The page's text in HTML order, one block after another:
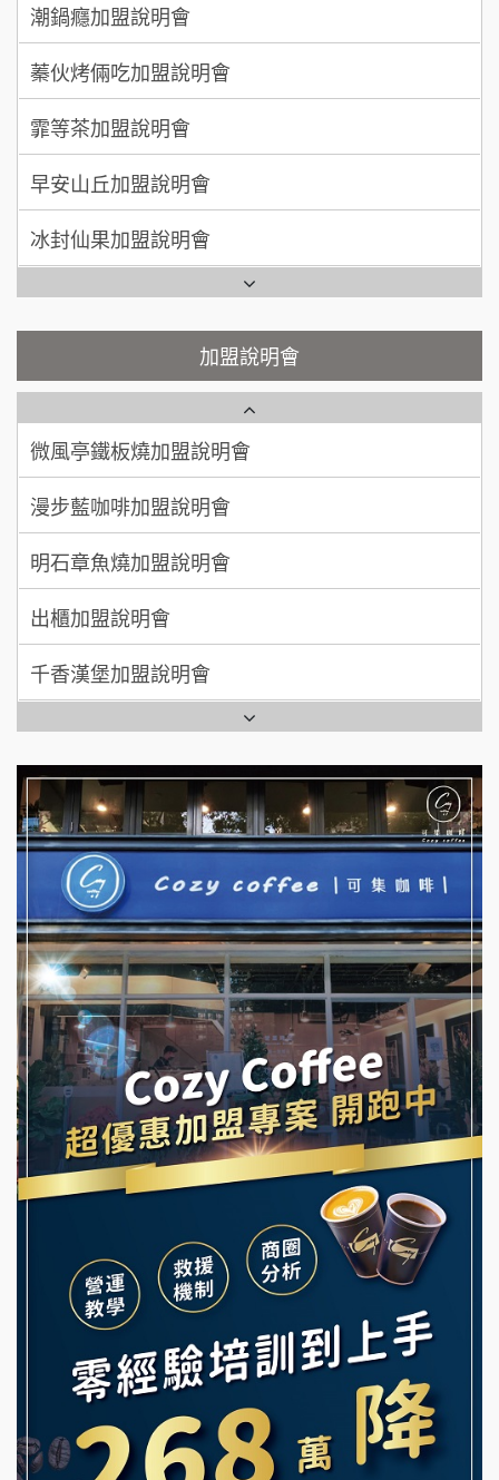
徐 先生/小姐 新北市
加盟預算
何 先生/小姐
加盟預算
呂 先生/小姐
加盟預算 200萬~400萬
顏 先生/小姐 台北市
廖 先生/小姐 高雄市
加盟預算
蓁伙烤倆吃加盟說明會
霏等茶加盟說明會
早安山丘加盟說明會
冰封仙果加盟說明會
Ramble Café 漫步藍咖啡加盟說明會
微風亭鐵板燒加盟說明會
【曉妍美妝】誠徵行政櫃檯
自助洗衣店誠徵代洗收送人員(台中市)
MUSHEN徵SPA美容芳療師
日十。早午食加盟說明會
拾鑶火鍋加盟說明會
全家加盟說明會
台灣G湯加盟說明會
彭富貴加盟說明會
NU PASTA義大利麵加盟說明會
潮鍋癮加盟說明會
蓁伙烤倆吃加盟說明會
霏等茶加盟說明會
早安山丘加盟說明會
冰封仙果加盟說明會
Ramble Café 漫步藍咖啡加盟說明會
微風亭鐵板燒加盟說明會
鮮茶道加盟說明會
【曉妍美妝】誠徵行政櫃檯
自助洗衣店誠徵代洗收送人員(台中市)
MUSHEN徵SPA美容芳療師
加盟說明會
莫尼早餐Morni加盟說明會
手作功夫茶加盟說明會
SHARE TEA歇腳亭加盟說明會
潮味決-湯滷專門店加盟說明會
鮮茶道加盟說明會
微風亭鐵板燒加盟說明會
漫步藍咖啡加盟說明會
明石章魚燒加盟說明會
出櫃加盟說明會
千香漢堡加盟說明會
七盞茶加盟說明會
拉亞漢堡加盟說明會
杜芳子古味茶鋪加盟說明會
優握握×酸奶大獅加盟說明會
冬城門加盟說明會
拾鑶火鍋加盟說明會
阿性情趣無人販售所加盟明會
龍涎居好湯加盟說明會
舒油頭加盟說明會
韓金量加盟說明會
Mr.Wish加盟說明會
白鬍泡泡 BOHO POPO加盟說明會
雞咕雞咕加盟說明會
TEA TOP加盟說明會